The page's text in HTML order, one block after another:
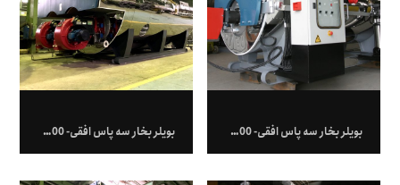
بویلر بخار سه پاس افقی- 2000 کیلوگرم بر ساعت بویلر بخار سه پاس افقی- 24,000 کیلوگرم بر ساعت